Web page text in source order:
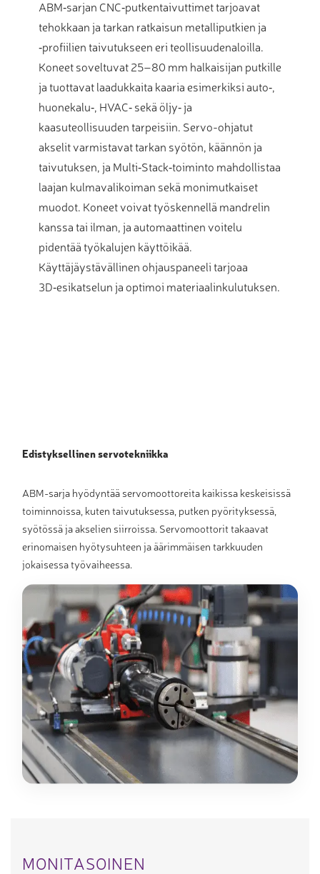
ABM‑sarjan CNC‑putkentaivuttimet tarjoavat
tehokkaan ja tarkan ratkaisun metalliputkien ja
‑profiilien taivutukseen eri teollisuudenaloilla.
Koneet soveltuvat 25–80 mm halkaisijan putkille
ja tuottavat laadukkaita kaaria esimerkiksi auto‑,
huonekalu‑, HVAC‑ sekä öljy‑ ja
kaasuteollisuuden tarpeisiin. Servo-ohjatut
akselit varmistavat tarkan syötön, käännön ja
taivutuksen, ja Multi‑Stack‑toiminto mahdollistaa
laajan kulmavalikoiman sekä monimutkaiset
muodot. Koneet voivat työskennellä mandrelin
kanssa tai ilman, ja automaattinen voitelu
pidentää työkalujen käyttöikää.
Käyttäjäystävällinen ohjauspaneeli tarjoaa
3D‑esikatselun ja optimoi materiaalinkulutuksen.
Edistyksellinen servotekniikka
ABM-sarja hyödyntää servomoottoreita kaikissa keskeisissä
toiminnoissa, kuten taivutuksessa, putken pyörityksessä,
syötössä ja akselien siirroissa. Servomoottorit takaavat
erinomaisen hyötysuhteen ja äärimmäisen tarkkuuden
jokaisessa työvaiheessa.
MONITASOINEN